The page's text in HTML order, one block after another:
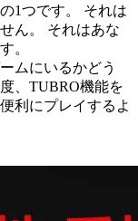
1つです。 それは
ん。 それはあな
。
ムにいるかどう
、TUBRO機能を
利にプレイするよ